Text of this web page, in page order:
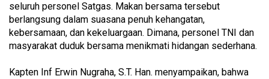
seluruh personel Satgas. Makan bersama tersebut
berlangsung dalam suasana penuh kehangatan,
kebersamaan, dan kekeluargaan. Dimana, personel TNI dan
masyarakat duduk bersama menikmati hidangan sederhana.
Kapten Inf Erwin Nugraha, S.T. Han. menyampaikan, bahwa